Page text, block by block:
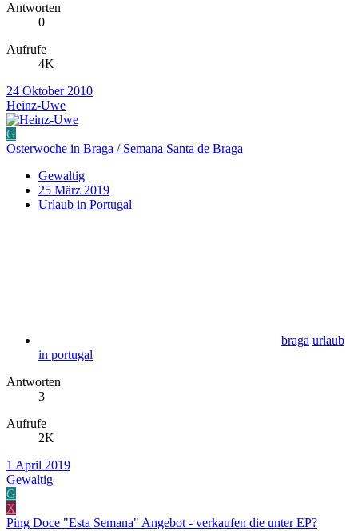
Antworten
0
Aufrufe
4K
24 Oktober 2010
Heinz-Uwe
G
Osterwoche in Braga / Semana Santa de Braga
Gewaltig
25 März 2019
Urlaub in Portugal
braga urlaub
in portugal
Antworten
3
Aufrufe
2K
1 April 2019
Gewaltig
G
X
Ping Doce "Esta Semana" Angebot - verkaufen die unter EP?